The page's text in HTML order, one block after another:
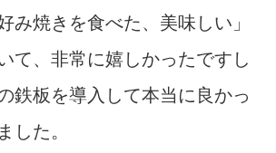
み焼きを食べた、美味しい」
て、非常に嬉しかったですし
鉄板を導入して本当に良かっ
した。